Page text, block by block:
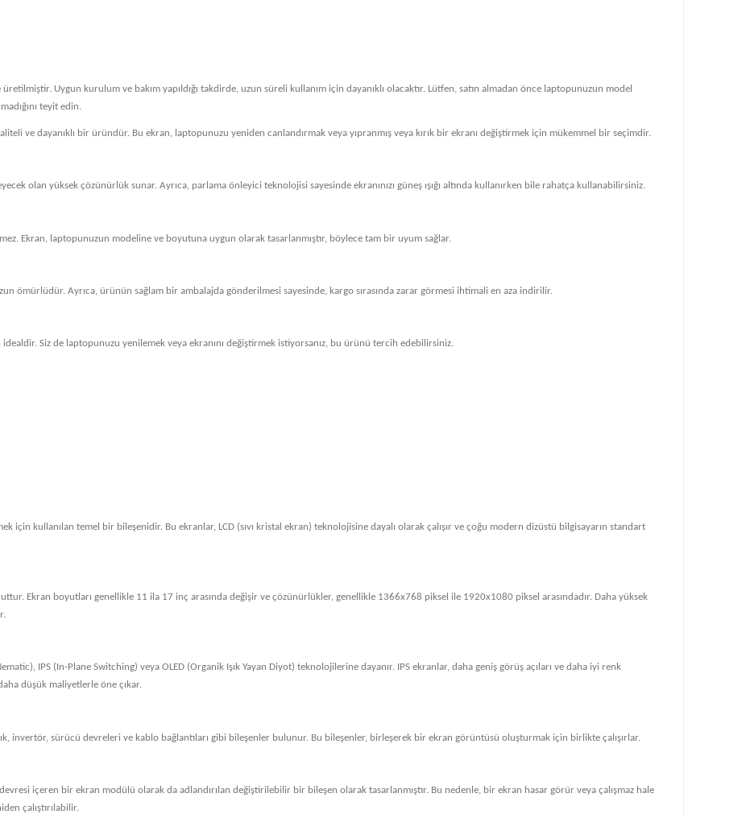
Uygun kurulum ve bakım yapıldığı takdirde, uzun süreli kullanım için dayanıklı olacaktır. Lütfen, satın almadan önce laptopunuzun model
teyit edin.
ve dayanıklı bir üründür. Bu ekran, laptopunuzu yeniden canlandırmak veya yıpranmış veya kırık bir ekranı değiştirmek için mükemmel bir seçimdir.
olan yüksek çözünürlük sunar. Ayrıca, parlama önleyici teknolojisi sayesinde ekranınızı güneş ışığı altında kullanırken bile rahatça kullanabilirsiniz.
Ekran, laptopunuzun modeline ve boyutuna uygun olarak tasarlanmıştır, böylece tam bir uyum sağlar.
ömürlüdür. Ayrıca, ürünün sağlam bir ambalajda gönderilmesi sayesinde, kargo sırasında zarar görmesi ihtimali en aza indirilir.
idealdir. Siz de laptopunuzu yenilemek veya ekranını değiştirmek istiyorsanız, bu ürünü tercih edebilirsiniz.
için kullanılan temel bir bileşenidir. Bu ekranlar, LCD (sıvı kristal ekran) teknolojisine dayalı olarak çalışır ve çoğu modern dizüstü bilgisayarın standart
Ekran boyutları genellikle 11 ila 17 inç arasında değişir ve çözünürlükler, genellikle 1366x768 piksel ile 1920x1080 piksel arasındadır. Daha yüksek
IPS (In-Plane Switching) veya OLED (Organik Işık Yayan Diyot) teknolojilerine dayanır. IPS ekranlar, daha geniş görüş açıları ve daha iyi renk
düşük maliyetlerle öne çıkar.
invertör, sürücü devreleri ve kablo bağlantıları gibi bileşenler bulunur. Bu bileşenler, birleşerek bir ekran görüntüsü oluşturmak için birlikte çalışırlar.
içeren bir ekran modülü olarak da adlandırılan değiştirilebilir bir bileşen olarak tasarlanmıştır. Bu nedenle, bir ekran hasar görür veya çalışmaz hale
çalıştırılabilir.